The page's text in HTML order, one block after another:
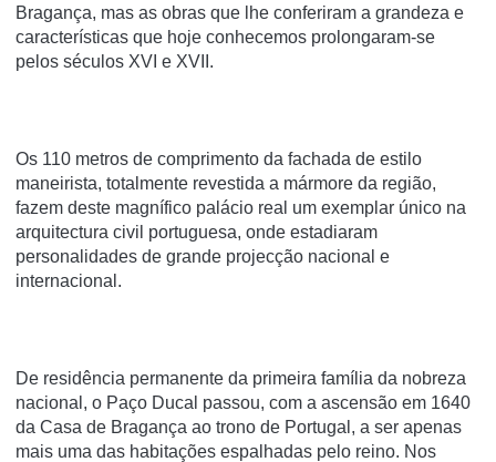
Bragança, mas as obras que lhe conferiram a grandeza e
características que hoje conhecemos prolongaram-se
pelos séculos XVI e XVII.
Os 110 metros de comprimento da fachada de estilo
maneirista, totalmente revestida a mármore da região,
fazem deste magnífico palácio real um exemplar único na
arquitectura civil portuguesa, onde estadiaram
personalidades de grande projecção nacional e
internacional.
De residência permanente da primeira família da nobreza
nacional, o Paço Ducal passou, com a ascensão em 1640
da Casa de Bragança ao trono de Portugal, a ser apenas
mais uma das habitações espalhadas pelo reino. Nos